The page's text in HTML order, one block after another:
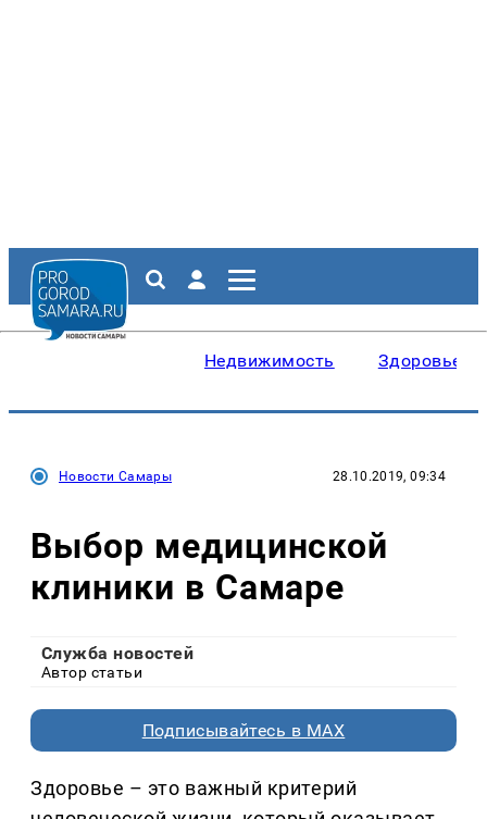
Недвижимость Здоровье
Новости Самары 28.10.2019, 09:34
Выбор медицинской
клиники в Самаре
Служба новостей
Автор статьи
Подписывайтесь в MAX
Здоровье – это важный критерий